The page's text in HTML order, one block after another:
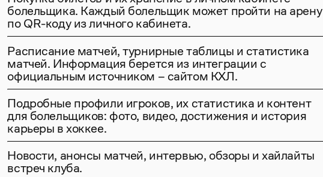
болельщика. Каждый болельщик может пройти на арену
по QR-коду из личного кабинета.
Расписание матчей, турнирные таблицы и статистика
матчей. Информация берется из интеграции с
официальным источником – сайтом КХЛ.
Подробные профили игроков, их статистика и контент
для болельщиков: фото, видео, достижения и история
карьеры в хоккее.
Новости, анонсы матчей, интервью, обзоры и хайлайты
встреч клуба.